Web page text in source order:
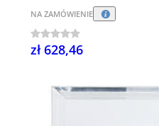
NA ZAMÓWIENIE
zł 628,46